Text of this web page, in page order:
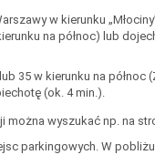
w kierunku
na północ) lub
35 w kierunku na
(ok. 4 min.).
można wyszukać np. na
parkingowych. W